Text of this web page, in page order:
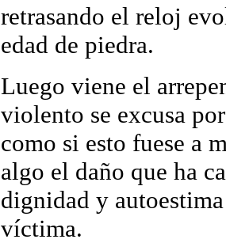
retrasando el reloj
edad de piedra.
Luego viene el
violento se excusa
como si esto fuese a
algo el daño que ha
dignidad y
víctima.